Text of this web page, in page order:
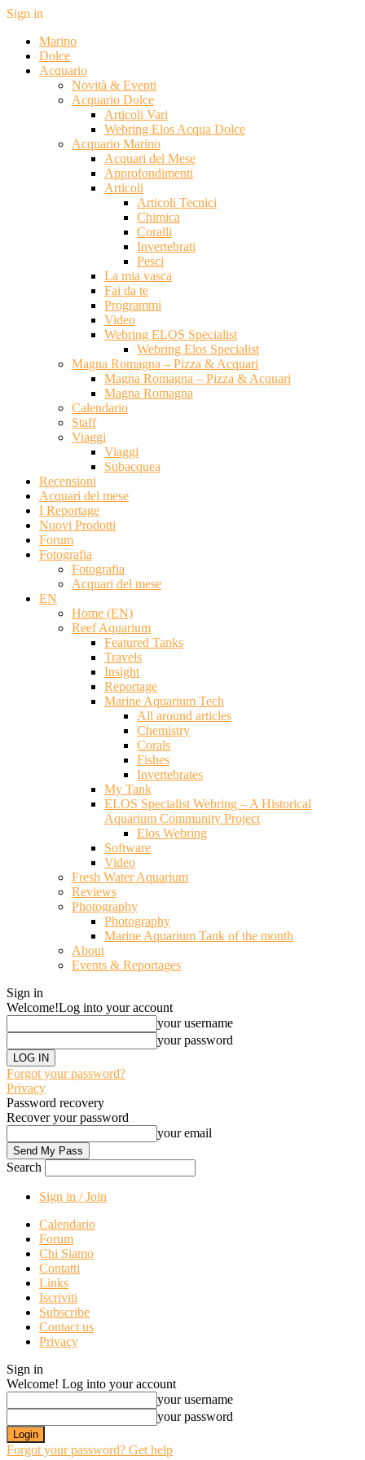
Sign in
Marino
Dolce
Acquario
Novità & Eventi
Acquario Dolce
Articoli Vari
Webring Elos Acqua Dolce
Acquario Marino
Acquari del Mese
Approfondimenti
Articoli
Articoli Tecnici
Chimica
Coralli
Invertebrati
Pesci
La mia vasca
Fai da te
Programmi
Video
Webring ELOS Specialist
Webring Elos Specialist
Magna Romagna – Pizza & Acquari
Magna Romagna – Pizza & Acquari
Magna Romagna
Calendario
Staff
Viaggi
Viaggi
Subacquea
Recensioni
Acquari del mese
I Reportage
Nuovi Prodotti
Forum
Fotografia
Fotografia
Acquari del mese
EN
Home (EN)
Reef Aquarium
Featured Tanks
Travels
Insight
Reportage
Marine Aquarium Tech
All around articles
Chemistry
Corals
Fishes
Invertebrates
My Tank
ELOS Specialist Webring – A Historical
Aquarium Community Project
Elos Webring
Software
Video
Fresh Water Aquarium
Reviews
Photography
Photography
Marine Aquarium Tank of the month
About
Events & Reportages
Sign in
Welcome!Log into your account
your username
your password
Forgot your password?
Privacy
Password recovery
Recover your password
your email
Search
Sign in / Join
Calendario
Forum
Chi Siamo
Contatti
Links
Iscriviti
Subscribe
Contact us
Privacy
Sign in
Welcome! Log into your account
your username
your password
Forgot your password? Get help